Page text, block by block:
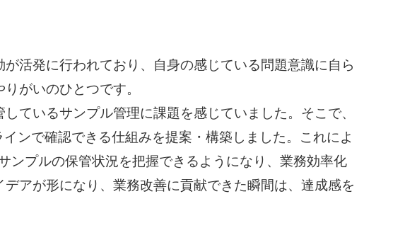
活発に行われており、自身の感じている問題意識に自ら
がいのひとつです。
ているサンプル管理に課題を感じていました。そこで、
ンで確認できる仕組みを提案・構築しました。これによ
ンプルの保管状況を把握できるようになり、業務効率化
アが形になり、業務改善に貢献できた瞬間は、達成感を